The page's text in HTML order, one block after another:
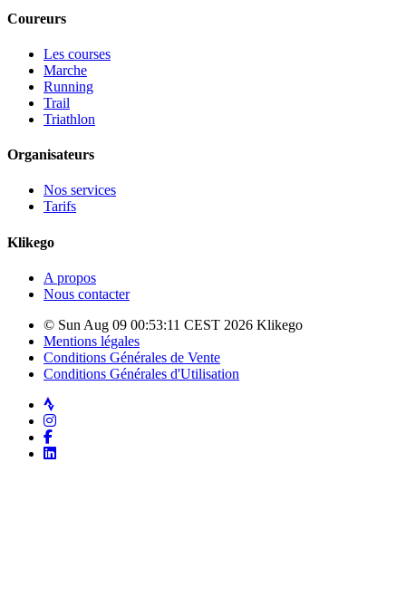
Coureurs
Les courses
Marche
Running
Trail
Triathlon
Organisateurs
Nos services
Tarifs
Klikego
A propos
Nous contacter
© Sun Aug 09 00:53:11 CEST 2026 Klikego
Mentions légales
Conditions Générales de Vente
Conditions Générales d'Utilisation
Strava
Instagram
Facebook
LinkedIn